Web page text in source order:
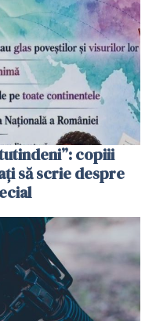
copiii
să scrie despre